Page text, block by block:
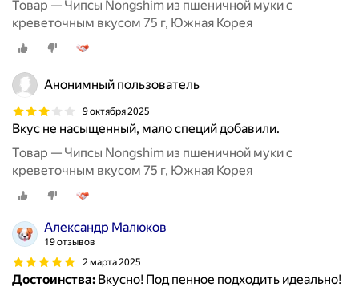
Товар — Чипсы Nongshim из пшеничной муки с
креветочным вкусом 75 г, Южная Корея
Анонимный пользователь
9 октября 2025
Вкус не насыщенный, мало специй добавили.
Товар — Чипсы Nongshim из пшеничной муки с
креветочным вкусом 75 г, Южная Корея
Александр Малюков
19 отзывов
2 марта 2025
Достоинства: Вкусно! Под пенное подходить идеально!